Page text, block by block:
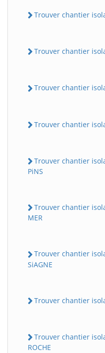
Trouver chantier
Trouver chantier
Trouver chantier
Trouver chantier
Trouver chantier
PiNS
Trouver chantier
MER
Trouver chantier
SiAGNE
Trouver chantier
Trouver chantier
ROCHE